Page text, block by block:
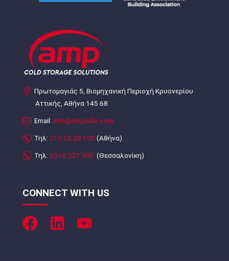
Πρωτομαγιάς 5, Βιομηχανική Περιοχή Κρυονερίου
Αττικής, Αθήνα 145 68
Email: info@ampilalis.com
Τηλ: 210.62.20.100 (Αθήνα)
Τηλ: 2310.327.300 (Θεσσαλονίκη)
CONNECT WITH US